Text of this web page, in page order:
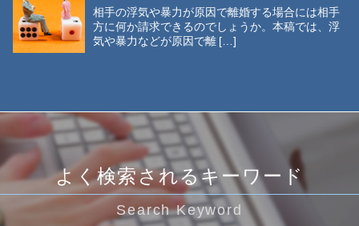
相手の浮気や暴力が原因で離婚する場合には相手
方に何か請求できるのでしょうか。本稿では、浮
気や暴力などが原因で離 […]
よく検索されるキーワード
Search Keyword